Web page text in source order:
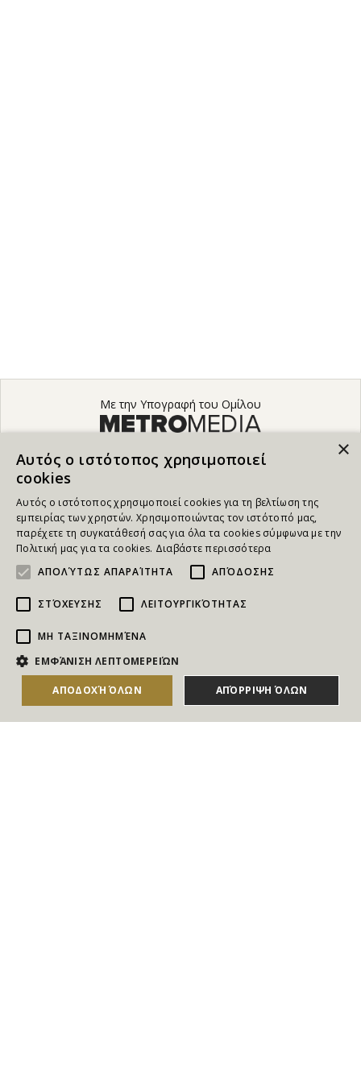
Με την Υπογραφή του Ομίλου
×
Αυτός ο ιστότοπος χρησιμοποιεί
cookies
Αυτός ο ιστότοπος χρησιμοποιεί cookies για τη βελτίωση της
εμπειρίας των χρηστών. Χρησιμοποιώντας τον ιστότοπό μας,
παρέχετε τη συγκατάθεσή σας για όλα τα cookies σύμφωνα με την
Πολιτική μας για τα cookies. Διαβάστε περισσότερα
ΑΠΟΛΎΤΩΣ ΑΠΑΡΑΊΤΗΤΑ
ΑΠΌΔΟΣΗΣ
ΣΤΌΧΕΥΣΗΣ ΛΕΙΤΟΥΡΓΙΚΌΤΗΤΑΣ
ΜΗ ΤΑΞΙΝΟΜΗΜΈΝΑ
ΕΜΦΆΝΙΣΗ ΛΕΠΤΟΜΕΡΕΙΏΝ
ΑΠΟΔΟΧΉ ΌΛΩΝ ΑΠΌΡΡΙΨΗ ΌΛΩΝ